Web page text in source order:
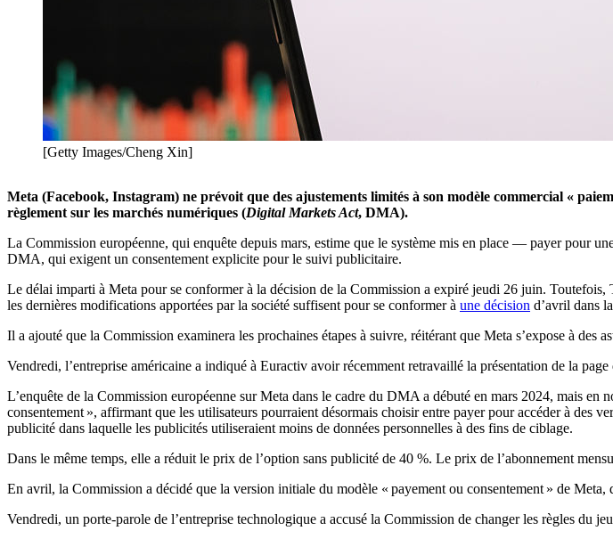
[Getty Images/Cheng Xin]
Meta (Facebook, Instagram) ne prévoit que des ajustements limités à son modèle commercial «
règlement sur les marchés numériques (Digital Markets Act, DMA).
La Commission européenne, qui enquête depuis mars, estime que le système mis en place — payer pour
DMA, qui exigent un consentement explicite pour le suivi publicitaire.
Le délai imparti à Meta pour se conformer à la décision de la Commission a expiré jeudi 26 juin.
les dernières modifications apportées par la société suffisent pour se conformer à une décision d’avril dans
Il a ajouté que la Commission examinera les prochaines étapes à suivre, réitérant que Meta s’expose à
Vendredi, l’entreprise américaine a indiqué à Euractiv avoir récemment retravaillé la présentation de la
L’enquête de la Commission européenne sur Meta dans le cadre du DMA a débuté en mars 2024, mais
consentement », affirmant que les utilisateurs pourraient désormais choisir entre payer pour accéder à des
publicité dans laquelle les publicités utiliseraient moins de données personnelles à des fins de ciblage.
Dans le même temps, elle a réduit le prix de l’option sans publicité de 40 %. Le prix de l’abonnement
En avril, la Commission a décidé que la version initiale du modèle « payement ou consentement » de
Vendredi, un porte-parole de l’entreprise technologique a accusé la Commission de changer les règles du